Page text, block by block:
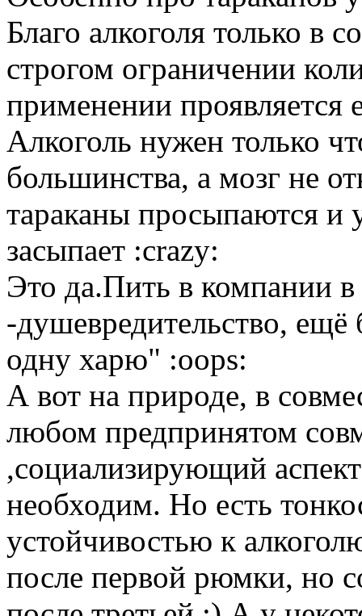
Благо алкоголя только в
строгом ограничении
применении проявляется
Алкоголь нужен только
большинства, а мозг не
тараканы просыпаются и
засыпает :crazy:
Это да.Пить в компании
-душевредительство,
одну харю" :oops:
А вот на природе, в
любом предпринятом
,социализирующий
необходим. Но есть
устойчивостью к
после первой рюмки, но